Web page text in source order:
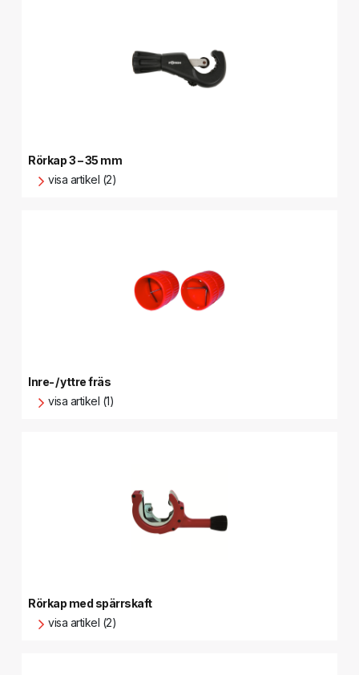
Rörkap 3 – 35 mm
visa artikel (2)
Inre- / yttre fräs
visa artikel (1)
Rörkap med spärrskaft
visa artikel (2)